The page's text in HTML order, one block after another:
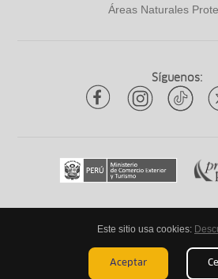
Áreas Naturales
Síguenos:
Todos los derechos reservados
Este sitio usa cookies:
Aceptar